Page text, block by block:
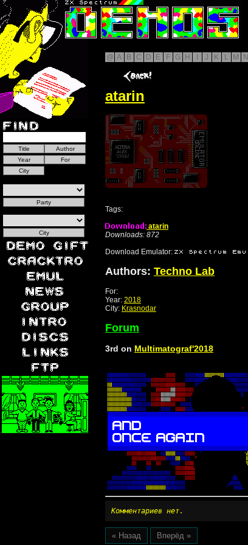
@ A B C D E F G H J K L M N
atarin
Tags:
atarin
Downloads: 872
Download Emulator:
Authors: Techno Lab
For:
Year: 2018
City: Krasnodar
Forum
3rd on Multimatograf'2018
Комментариев нет.
« Назад Вперёд »